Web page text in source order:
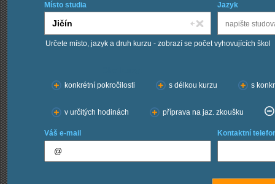
Místo studia Jazyk
Určete místo, jazyk a druh kurzu - zobrazí se počet vyhovujících škol
konkrétní pokročilosti
s délkou kurzu s
v určitých hodinách příprava na jaz. zkoušku
Váš e-mail Kontaktní